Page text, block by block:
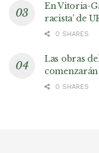
En Vitoria-
racista’ de
0 SHARES
Las obras
0 SHARES